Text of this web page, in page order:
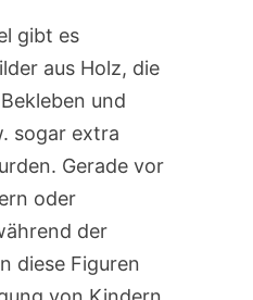
gibt es
aus Holz, die
und
sogar extra
Gerade vor
oder
der
diese Figuren